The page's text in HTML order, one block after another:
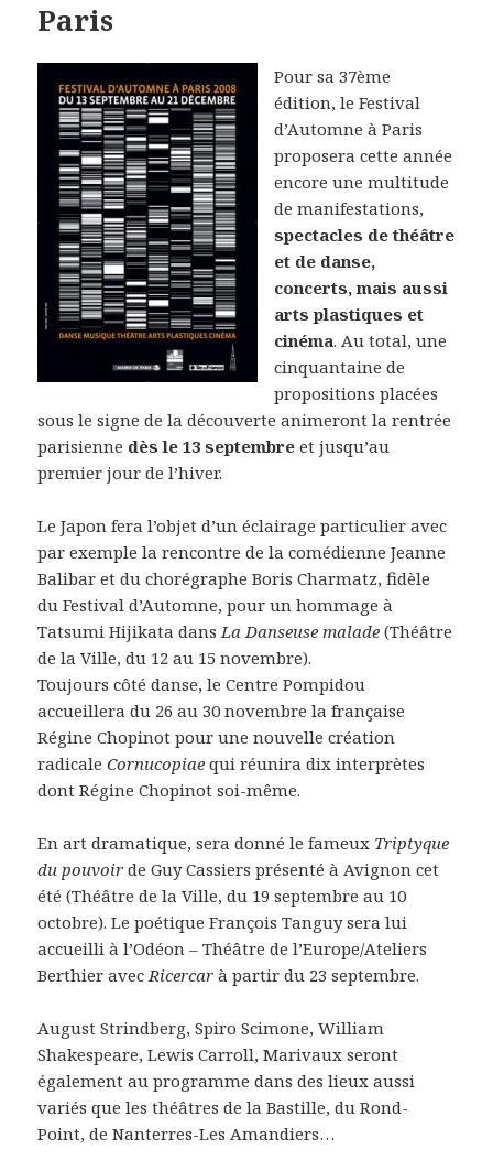
Paris
Pour sa 37ème
édition, le Festival
d’Automne à Paris
proposera cette année
encore une multitude
de manifestations,
spectacles de théâtre
et de danse,
concerts, mais aussi
arts plastiques et
cinéma. Au total, une
cinquantaine de
propositions placées
sous le signe de la découverte animeront la rentrée
parisienne dès le 13 septembre et jusqu’au
premier jour de l’hiver.
Le Japon fera l’objet d’un éclairage particulier avec
par exemple la rencontre de la comédienne Jeanne
Balibar et du chorégraphe Boris Charmatz, fidèle
du Festival d’Automne, pour un hommage à
Tatsumi Hijikata dans La Danseuse malade (Théâtre
de la Ville, du 12 au 15 novembre).
Toujours côté danse, le Centre Pompidou
accueillera du 26 au 30 novembre la française
Régine Chopinot pour une nouvelle création
radicaleCornucopiae qui réunira dix interprètes
dont Régine Chopinot soi-même.
En art dramatique, sera donné le fameux Triptyque
du pouvoir de Guy Cassiers présenté à Avignon cet
été (Théâtre de la Ville, du 19 septembre au 10
octobre). Le poétique François Tanguy sera lui
accueilli à l’Odéon – Théâtre de l’Europe/Ateliers
Berthier avec Ricercar à partir du 23 septembre.
August Strindberg, Spiro Scimone, William
Shakespeare, Lewis Carroll, Marivaux seront
également au programme dans des lieux aussi
variés que les théâtres de la Bastille, du Rond-
Point, de Nanterres-Les Amandiers…